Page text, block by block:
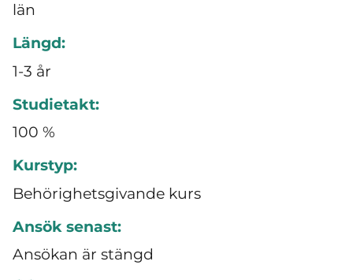
län
Längd:
1-3 år
Studietakt:
100 %
Kurstyp:
Behörighetsgivande kurs
Ansök senast:
Ansökan är stängd